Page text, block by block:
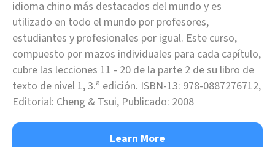
idioma chino más destacados del mundo y es
utilizado en todo el mundo por profesores,
estudiantes y profesionales por igual. Este curso,
compuesto por mazos individuales para cada capítulo,
cubre las lecciones 11 - 20 de la parte 2 de su libro de
texto de nivel 1, 3.ª edición. ISBN-13: 978-0887276712,
Editorial: Cheng & Tsui, Publicado: 2008
Learn More